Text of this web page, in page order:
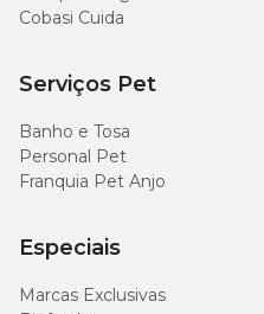
Potássio (mín)
Arginina (mín)
Lisina (mín)
Cobasi Cuida
Serviços Pet
Banho e Tosa
Personal Pet
Franquia Pet Anjo
Especiais
Marcas Exclusivas